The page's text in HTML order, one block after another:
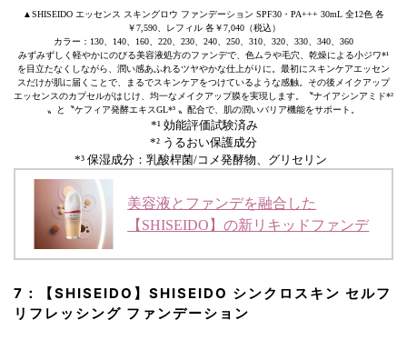
▲SHISEIDO エッセンス スキングロウ ファンデーション SPF30・PA+++ 30mL 全12色 各
￥7,590、レフィル 各￥7,040（税込）
カラー：130、140、160、220、230、240、250、310、320、330、340、360
みずみずしく軽やかにのびる美容液処方のファンデで、色ムラや毛穴、乾燥による小ジワ*¹
を目立たなくしながら、潤い感あふれるツヤやかな仕上がりに。最初にスキンケアエッセン
スだけが肌に届くことで、まるでスキンケアをつけているような感触。その後メイクアップ
エッセンスのカプセルがはじけ、均一なメイクアップ膜を実現します。〝ナイアシンアミド*²
〟と〝ケフィア発酵エキスGL*³ 〟配合で、肌の潤いバリア機能をサポート。
*¹ 効能評価試験済み
*² うるおい保護成分
*³ 保湿成分：乳酸桿菌/コメ発酵物、グリセリン
美容液とファンデを融合した
【SHISEIDO】の新リキッドファンデ
7：【SHISEIDO】SHISEIDO シンクロスキン セルフ
リフレッシング ファンデーション